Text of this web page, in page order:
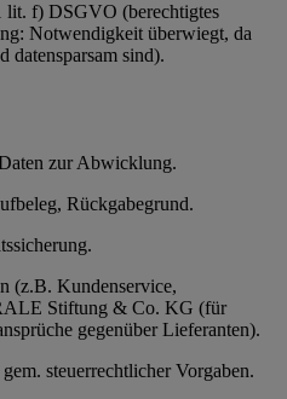
lit. f) DSGVO (berechtigtes
Notwendigkeit überwiegt, da
datensparsam sind).
zur Abwicklung.
Rückgabegrund.
(z.B. Kundenservice,
Stiftung & Co. KG (für
gegenüber Lieferanten).
steuerrechtlicher Vorgaben.